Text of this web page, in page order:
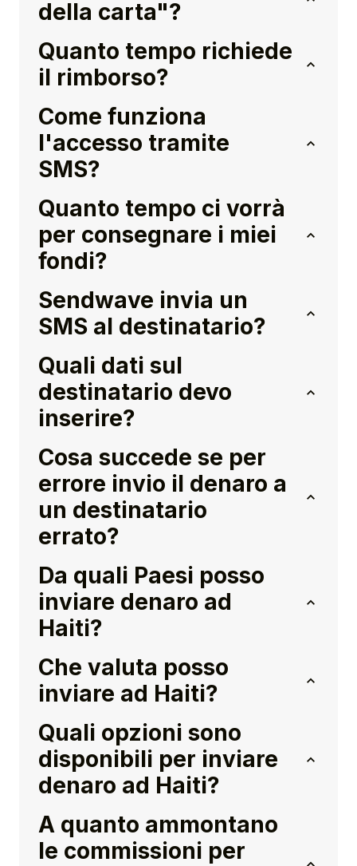
della carta"?
Quanto tempo richiede
il rimborso?
Come funziona
l'accesso tramite
SMS?
Quanto tempo ci vorrà
per consegnare i miei
fondi?
Sendwave invia un
SMS al destinatario?
Quali dati sul
destinatario devo
inserire?
Cosa succede se per
errore invio il denaro a
un destinatario
errato?
Da quali Paesi posso
inviare denaro ad
Haiti?
Che valuta posso
inviare ad Haiti?
Quali opzioni sono
disponibili per inviare
denaro ad Haiti?
A quanto ammontano
le commissioni per